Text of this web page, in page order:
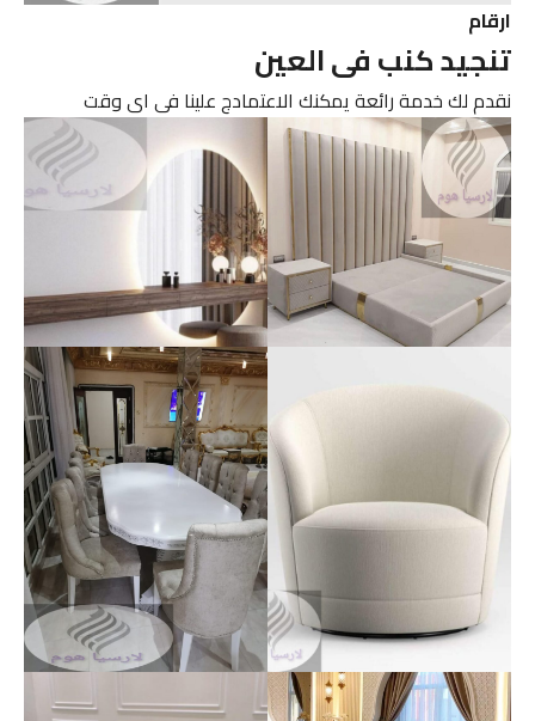
ارقام
تنجيد كنب فى العين
نقدم لك خدمة رائعة يمكنك الاعتمادج علينا فى اى وقت